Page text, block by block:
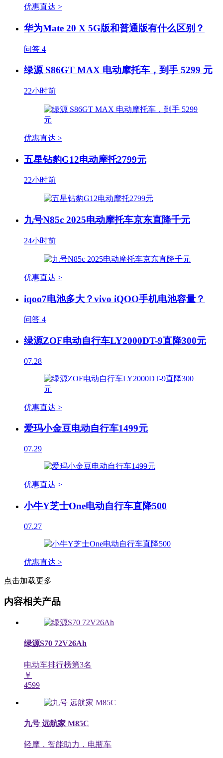
优惠直达 >
华为Mate 20 X 5G版和普通版有什么区别？
问答 4
绿源 S86GT MAX 电动摩托车，到手 5299 元
22小时前
优惠直达 >
五星钻豹G12电动摩托2799元
22小时前
九号N85c 2025电动摩托车京东直降千元
24小时前
优惠直达 >
iqoo7电池多大？vivo iQOO手机电池容量？
问答 4
绿源ZOF电动自行车LY2000DT-9直降300元
07.28
优惠直达 >
爱玛小金豆电动自行车1499元
07.29
优惠直达 >
小牛Y芝士One电动自行车直降500
07.27
优惠直达 >
点击加载更多
内容相关产品
绿源S70 72V26Ah
电动车排行榜第3名
￥
4599
九号 远航家 M85C
轻摩，智能助力，电瓶车